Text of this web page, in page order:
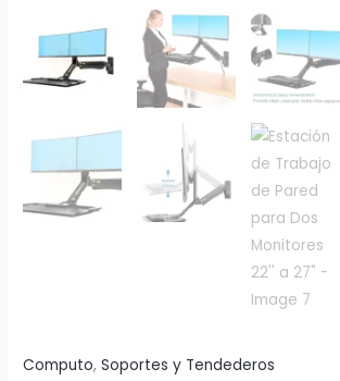
Computo,Soportes y Tendederos